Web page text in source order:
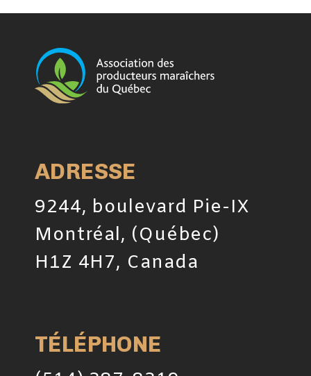
ADRESSE
9244, boulevard Pie-IX
Montréal, (Québec)
H1Z 4H7, Canada
TÉLÉPHONE